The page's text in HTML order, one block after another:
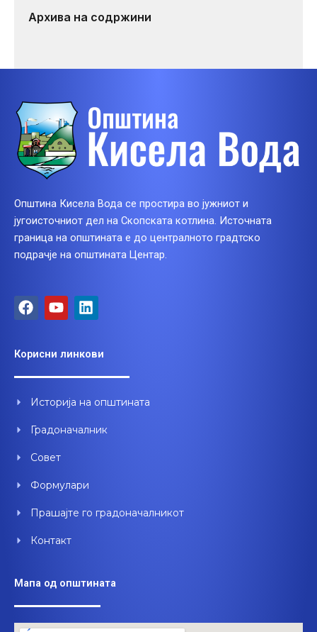
Архива на содржини
Општина Кисела Вода се простира во јужниот и
југоисточниот дел на Скопската котлина. Источната
граница на општината е до централното градтско
подрачје на општината Центар.
F
a
b
o
k
Y
o
u
b
L
i
e
d
n
Корисни линкови
Историја на општината
Градоначалник
Совет
Формулари
Прашајте го градоначалникот
Контакт
Мапа од општината